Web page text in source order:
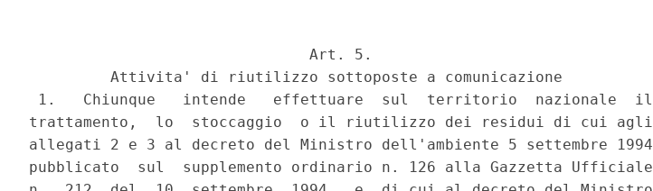
                               Art. 5.
         Attivita' di riutilizzo sottoposte a comunicazione
1.   Chiunque   intende   effettuare  sul  territorio  nazionale  il
trattamento,  lo  stoccaggio  o il riutilizzo dei residui di cui agli
allegati 2 e 3 al decreto del Ministro dell'ambiente 5 settembre 1994
pubblicato  sul  supplemento ordinario n. 126 alla Gazzetta Ufficiale